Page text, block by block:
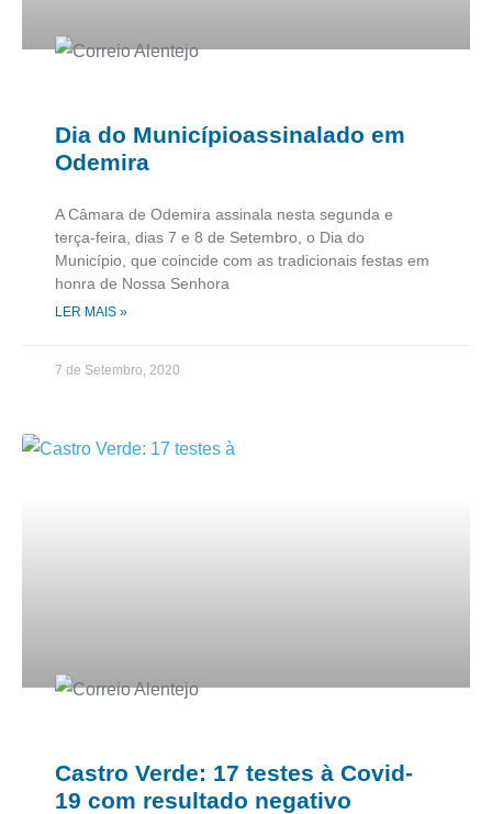
Dia do Municípioassinalado em
Odemira
A Câmara de Odemira assinala nesta segunda e
terça-feira, dias 7 e 8 de Setembro, o Dia do
Município, que coincide com as tradicionais festas em
honra de Nossa Senhora
LER MAIS »
7 de Setembro, 2020
Castro Verde: 17 testes à Covid-
19 com resultado negativo